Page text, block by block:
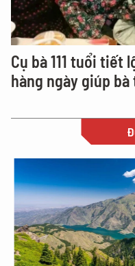
Cụ bà 111 tuổi tiết
hàng ngày giúp